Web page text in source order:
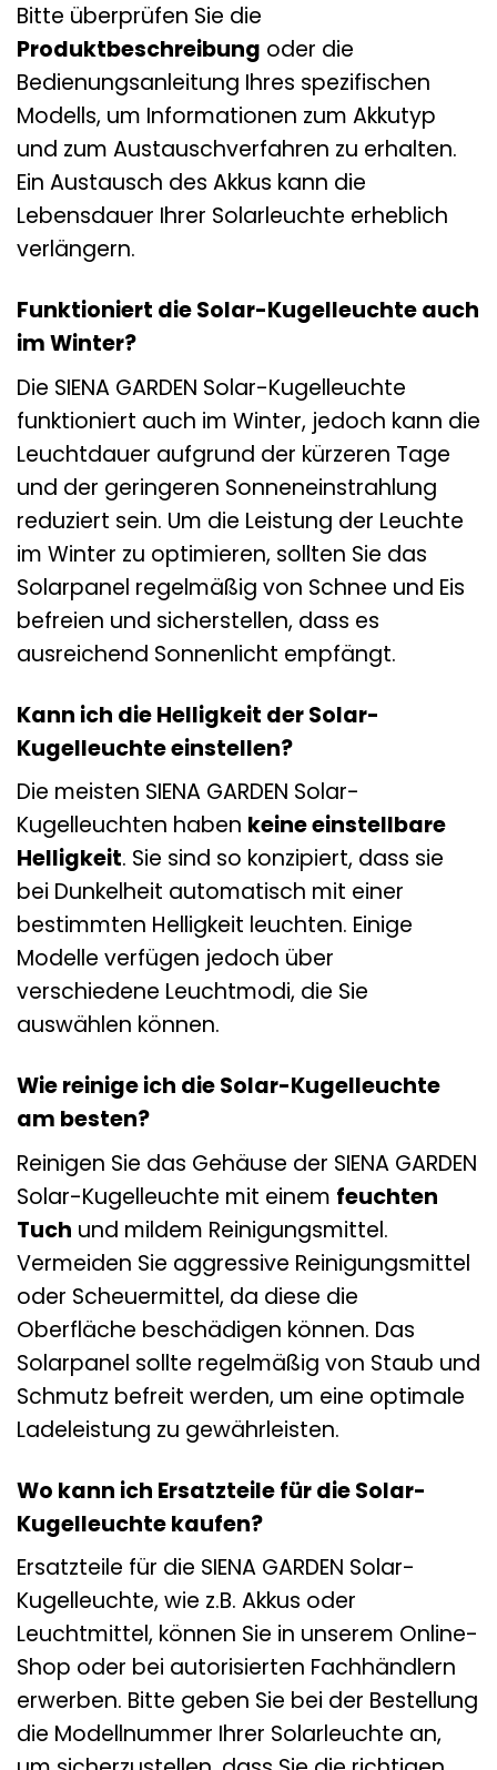
Bitte überprüfen Sie die
Produktbeschreibung oder die
Bedienungsanleitung Ihres spezifischen
Modells, um Informationen zum Akkutyp
und zum Austauschverfahren zu erhalten.
Ein Austausch des Akkus kann die
Lebensdauer Ihrer Solarleuchte erheblich
verlängern.
Funktioniert die Solar-Kugelleuchte auch
im Winter?
Die SIENA GARDEN Solar-Kugelleuchte
funktioniert auch im Winter, jedoch kann die
Leuchtdauer aufgrund der kürzeren Tage
und der geringeren Sonneneinstrahlung
reduziert sein. Um die Leistung der Leuchte
im Winter zu optimieren, sollten Sie das
Solarpanel regelmäßig von Schnee und Eis
befreien und sicherstellen, dass es
ausreichend Sonnenlicht empfängt.
Kann ich die Helligkeit der Solar-
Kugelleuchte einstellen?
Die meisten SIENA GARDEN Solar-
Kugelleuchten haben keine einstellbare
Helligkeit. Sie sind so konzipiert, dass sie
bei Dunkelheit automatisch mit einer
bestimmten Helligkeit leuchten. Einige
Modelle verfügen jedoch über
verschiedene Leuchtmodi, die Sie
auswählen können.
Wie reinige ich die Solar-Kugelleuchte
am besten?
Reinigen Sie das Gehäuse der SIENA GARDEN
Solar-Kugelleuchte mit einem feuchten
Tuch und mildem Reinigungsmittel.
Vermeiden Sie aggressive Reinigungsmittel
oder Scheuermittel, da diese die
Oberfläche beschädigen können. Das
Solarpanel sollte regelmäßig von Staub und
Schmutz befreit werden, um eine optimale
Ladeleistung zu gewährleisten.
Wo kann ich Ersatzteile für die Solar-
Kugelleuchte kaufen?
Ersatzteile für die SIENA GARDEN Solar-
Kugelleuchte, wie z.B. Akkus oder
Leuchtmittel, können Sie in unserem Online-
Shop oder bei autorisierten Fachhändlern
erwerben. Bitte geben Sie bei der Bestellung
die Modellnummer Ihrer Solarleuchte an,